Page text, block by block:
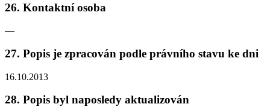
26. Kontaktní osoba
—
27. Popis je zpracován podle právního stavu ke dni
16.10.2013
28. Popis byl naposledy aktualizován